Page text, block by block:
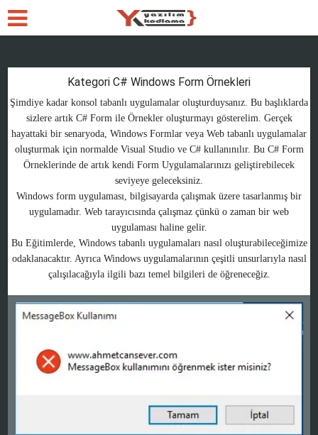
Kategori C# Windows Form Örnekleri
Şimdiye kadar konsol tabanlı uygulamalar oluşturduysanız. Bu başlıklarda
sizlere artık C# Form ile Örnekler oluşturmayı gösterelim. Gerçek
hayattaki bir senaryoda, Windows Formlar veya Web tabanlı uygulamalar
oluşturmak için normalde Visual Studio ve C# kullanınılır. Bu C# Form
Örneklerinde de artık kendi Form Uygulamalarınızı geliştirebilecek
seviyeye geleceksiniz.
Windows form uygulaması, bilgisayarda çalışmak üzere tasarlanmış bir
uygulamadır. Web tarayıcısında çalışmaz çünkü o zaman bir web
uygulaması haline gelir.
Bu Eğitimlerde, Windows tabanlı uygulamaları nasıl oluşturabileceğimize
odaklanacaktır. Ayrıca Windows uygulamalarının çeşitli unsurlarıyla nasıl
çalışılacağıyla ilgili bazı temel bilgileri de öğreneceğiz.